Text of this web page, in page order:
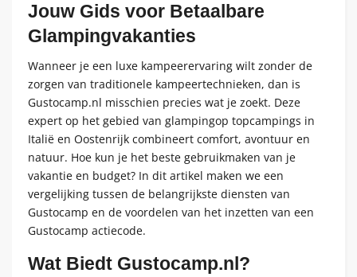
Jouw Gids voor Betaalbare
Glampingvakanties
Wanneer je een luxe kampeerervaring wilt zonder de
zorgen van traditionele kampeertechnieken, dan is
Gustocamp.nl misschien precies wat je zoekt. Deze
expert op het gebied van glampingop topcampings in
Italië en Oostenrijk combineert comfort, avontuur en
natuur. Hoe kun je het beste gebruikmaken van je
vakantie en budget? In dit artikel maken we een
vergelijking tussen de belangrijkste diensten van
Gustocamp en de voordelen van het inzetten van een
Gustocamp actiecode.
Wat Biedt Gustocamp.nl?